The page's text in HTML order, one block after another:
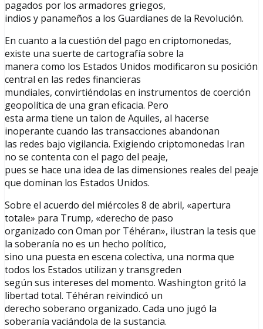
pagados por los armadores griegos,
indios y panameños a los Guardianes de la Revolución.
En cuanto a la cuestión del pago en criptomonedas,
existe una suerte de cartografía sobre la
manera como los Estados Unidos modificaron su posición
central en las redes financieras
mundiales, convirtiéndolas en instrumentos de coerción
geopolítica de una gran eficacia. Pero
esta arma tiene un talon de Aquiles, al hacerse
inoperante cuando las transacciones abandonan
las redes bajo vigilancia. Exigiendo criptomonedas Iran
no se contenta con el pago del peaje,
pues se hace una idea de las dimensiones reales del peaje
que dominan los Estados Unidos.
Sobre el acuerdo del miércoles 8 de abril, «apertura
totale» para Trump, «derecho de paso
organizado con Oman por Téhéran», ilustran la tesis que
la soberanía no es un hecho político,
sino una puesta en escena colectiva, una norma que
todos los Estados utilizan y transgreden
según sus intereses del momento. Washington gritó la
libertad total. Téhéran reivindicó un
derecho soberano organizado. Cada uno jugó la
soberanía vaciándola de la sustancia.